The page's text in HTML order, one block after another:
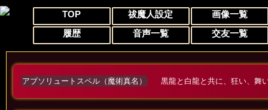
TOP 祓魔人設定
画像一覧
履歴
音声一覧 交友一覧
アブソリュートスペル（魔術真名）